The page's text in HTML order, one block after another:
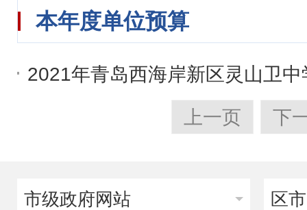
本年度单位预算
2021年青岛西海岸新区灵山卫
上一页 下
市级政府网站 区